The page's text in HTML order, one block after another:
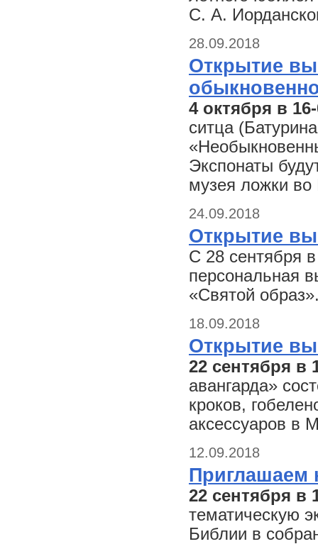
С. А.
28.09.2018
Открытие
4 октября в
ситца
Экспонаты
музея ложки
24.09.2018
Открытие
С 28 сентября
персональная
«Святой
18.09.2018
Открытие
22 сентября в
авангарда»
кроков,
аксессуаров в
12.09.2018
Приглашаем
22 сентября в
тематическую
Библии в